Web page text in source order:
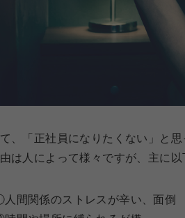
、「正社員になりたくない」と
は人によって様々ですが、主に以
間関係のストレスが辛い、面倒